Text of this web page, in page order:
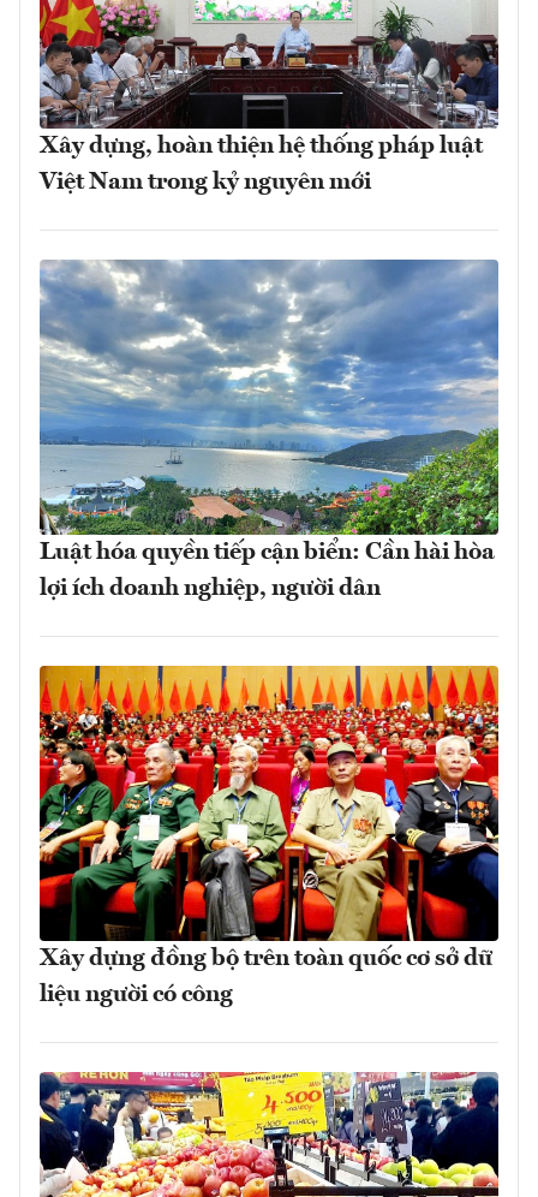
Xây dựng, hoàn thiện hệ thống pháp luật
Việt Nam trong kỷ nguyên mới
Luật hóa quyền tiếp cận biển: Cần hài hòa
lợi ích doanh nghiệp, người dân
Xây dựng đồng bộ trên toàn quốc cơ sở dữ
liệu người có công